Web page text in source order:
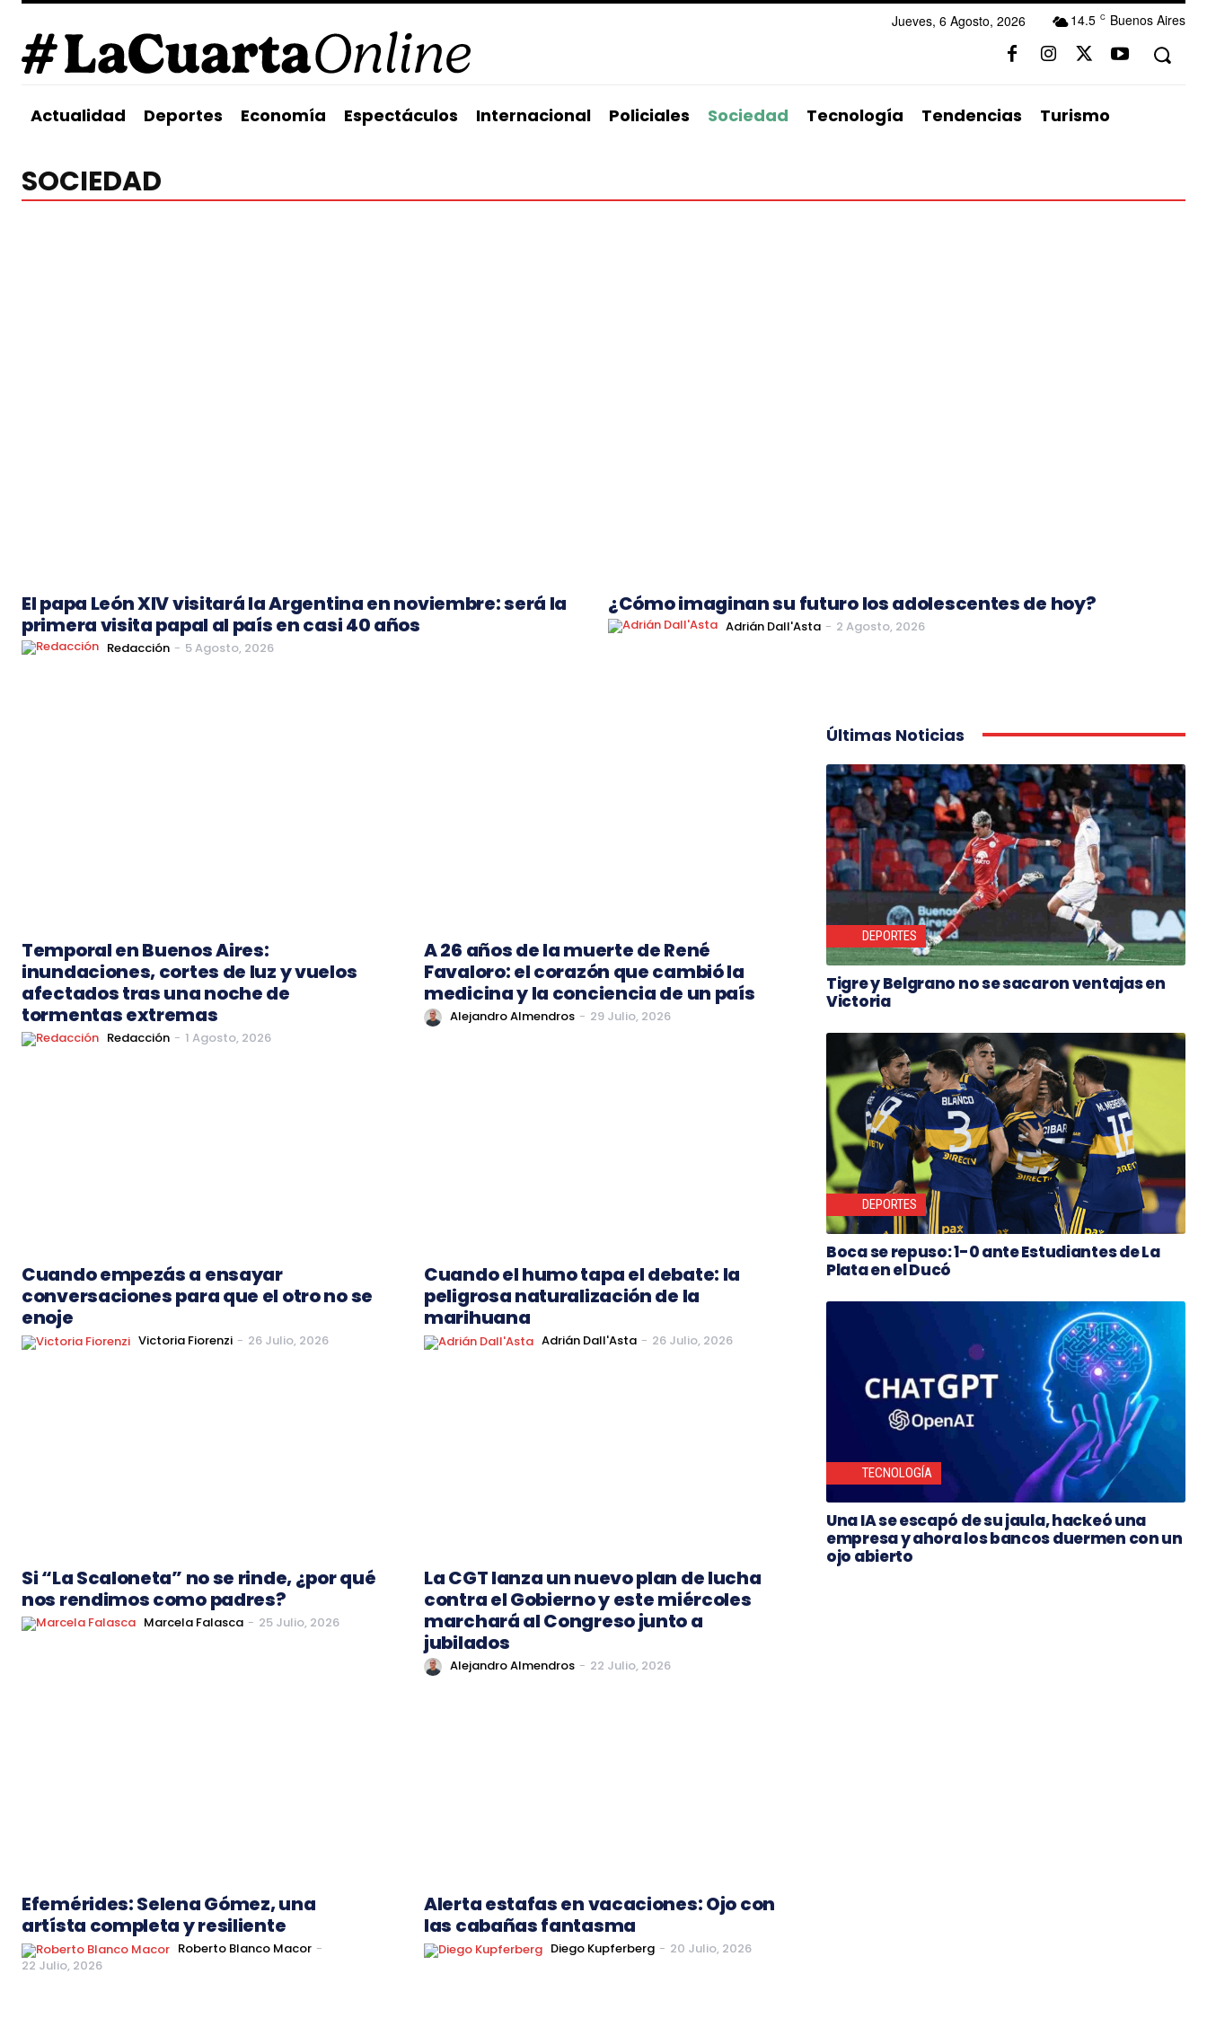
14.5 C Buenos Aires
Jueves, 6 Agosto, 2026
Actualidad Deportes Economía Espectáculos Internacional Policiales Sociedad Tecnología Tendencias Turismo
SOCIEDAD
El papa León XIV visitará la Argentina en noviembre: será la
primera visita papal al país en casi 40 años
Redacción - 5 Agosto, 2026
¿Cómo imaginan su futuro los adolescentes de hoy?
Adrián Dall'Asta - 2 Agosto, 2026
Temporal en Buenos Aires:
inundaciones, cortes de luz y vuelos
afectados tras una noche de
tormentas extremas
Redacción - 1 Agosto, 2026
A 26 años de la muerte de René
Favaloro: el corazón que cambió la
medicina y la conciencia de un país
Alejandro Almendros - 29 Julio, 2026
Cuando empezás a ensayar
conversaciones para que el otro no se
enoje
Victoria Fiorenzi - 26 Julio, 2026
Cuando el humo tapa el debate: la
peligrosa naturalización de la
marihuana
Adrián Dall'Asta - 26 Julio, 2026
Si “La Scaloneta” no se rinde, ¿por qué
nos rendimos como padres?
Marcela Falasca - 25 Julio, 2026
La CGT lanza un nuevo plan de lucha
contra el Gobierno y este miércoles
marchará al Congreso junto a
jubilados
Alejandro Almendros - 22 Julio, 2026
Efemérides: Selena Gómez, una
artísta completa y resiliente
Roberto Blanco Macor -
22 Julio, 2026
Alerta estafas en vacaciones: Ojo con
las cabañas fantasma
Diego Kupferberg - 20 Julio, 2026
Últimas Noticias
DEPORTES
Tigre y Belgrano no se sacaron ventajas en
Victoria
DEPORTES
Boca se repuso: 1-0 ante Estudiantes de La
Plata en el Ducó
TECNOLOGÍA
Una IA se escapó de su jaula, hackeó una
empresa y ahora los bancos duermen con un
ojo abierto